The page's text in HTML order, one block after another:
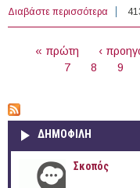
Διαβάστε περισσότερα για 4
« πρώτη ‹
7
8 9
ΔΗΜΟΦΙΛΗ
Σκοπός